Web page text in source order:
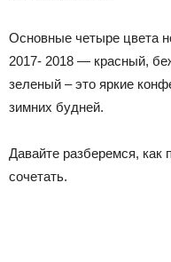
Основные четыре цвета
2017- 2018 — красный,
зеленый – это яркие
зимних будней.
Давайте разберемся, как
сочетать.